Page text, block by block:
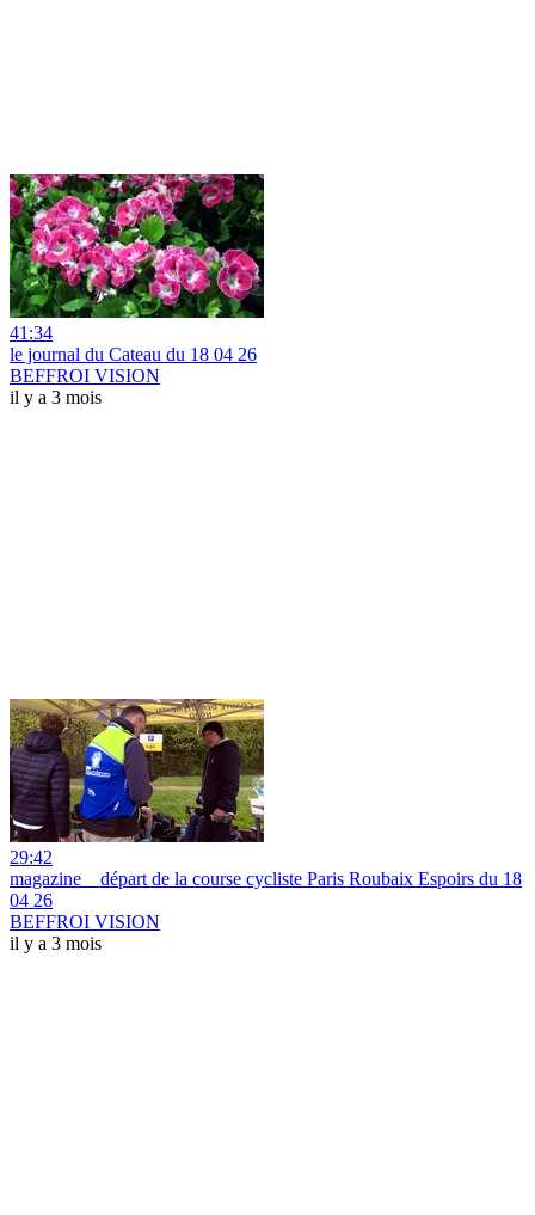
41:34
le journal du Cateau du 18 04 26
BEFFROI VISION
il y a 3 mois
29:42
magazine _ départ de la course cycliste Paris Roubaix Espoirs du 18
04 26
BEFFROI VISION
il y a 3 mois